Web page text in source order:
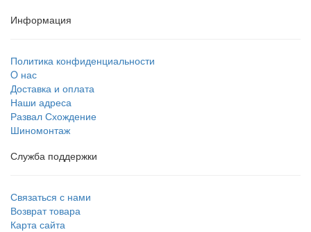
Информация
Политика конфиденциальности
O нас
Доставка и оплата
Наши адреса
Развал Схождение
Шиномонтаж
Служба поддержки
Связаться с нами
Возврат товара
Карта сайта